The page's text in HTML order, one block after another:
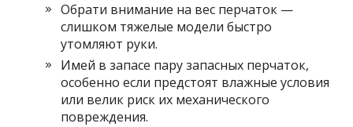
Обрати внимание на вес перчаток —
слишком тяжелые модели быстро
утомляют руки.
Имей в запасе пару запасных перчаток,
особенно если предстоят влажные условия
или велик риск их механического
повреждения.